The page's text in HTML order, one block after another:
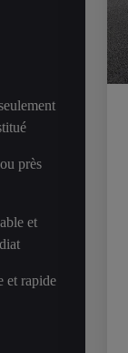
près
et
et rapide